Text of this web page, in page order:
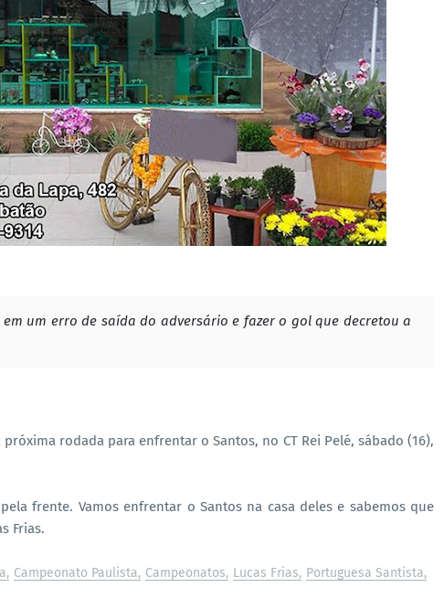
um erro de saída do adversário e fazer o gol que decretou a
rodada para enfrentar o Santos, no CT Rei Pelé, sábado (16),
frente. Vamos enfrentar o Santos na casa deles e sabemos que
Frias.
Campeonato Paulista Campeonatos Lucas Frias Portuguesa Santista